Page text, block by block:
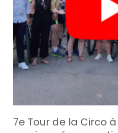
7e Tour de la Circo